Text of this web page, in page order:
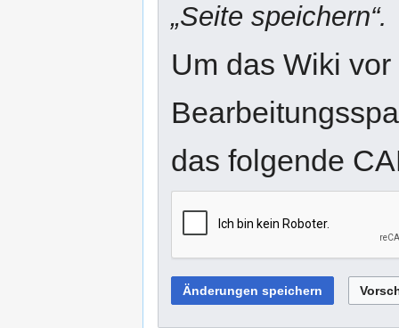
„Seite speichern“.
Um das Wiki
das folgende